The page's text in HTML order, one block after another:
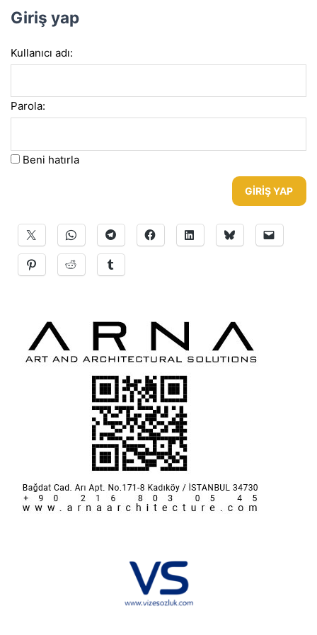
Giriş yap
Kullanıcı adı:
Parola:
Beni hatırla
GIRIŞ YAP